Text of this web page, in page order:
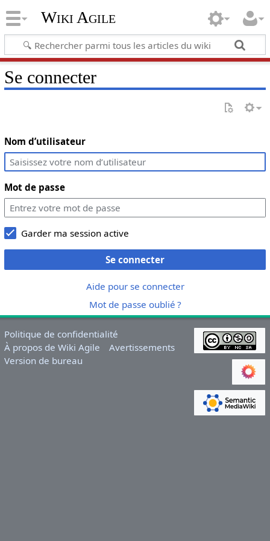
Wiki Agile
Se connecter
Nom d’utilisateur
Mot de passe
Garder ma session active
Se connecter
Aide pour se connecter
Mot de passe oublié ?
Politique de confidentialité
À propos de Wiki Agile
Avertissements
Version de bureau